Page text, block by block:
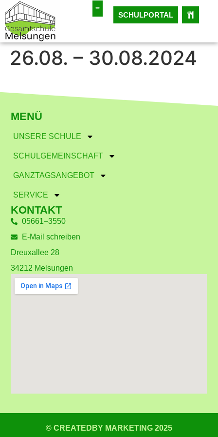
SCHULPORTAL
26.08. – 30.08.2024
MENÜ
UNSERE SCHULE
SCHULGEMEINSCHAFT
GANZTAGSANGEBOT
SERVICE
KONTAKT
05661–3550
E-Mail schreiben
Dreuxallee 28
34212 Melsungen
© CREATEDBY MARKETING 2025